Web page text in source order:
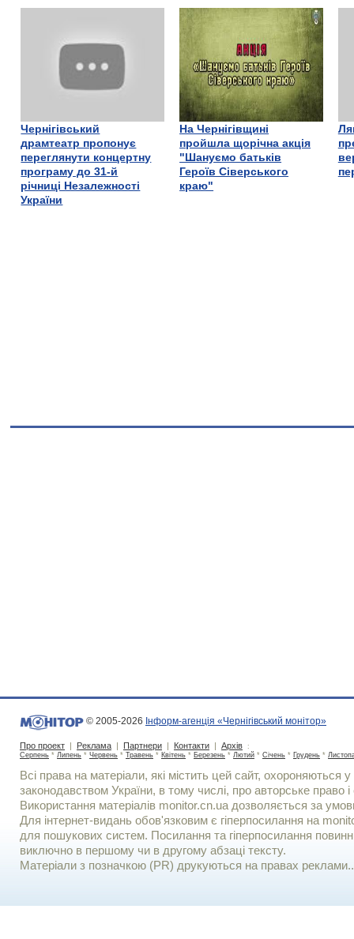
Чернігівський
драмтеатр пропонує
переглянути концертну
програму до 31-й
річниці Незалежності
України
На Чернігівщині
пройшла щорічна акція
"Шануємо батьків
Героїв Сіверського
краю"
© 2005-2026 Інформ-агенція «Чернігівський монітор»
Про проект | Реклама | Партнери | Контакти | Архів :
Серпень * Липень * Червень * Травень * Квітень * Березень * Лютий * Січень * Грудень *
Всі права на матеріали, які містить цей сайт, охороняються у
законодавством України, в тому числі, про авторське право і
Використання матерiалiв monitor.cn.ua дозволяється за
Для iнтернет-видань обов'язковим є гiперпосилання на
для пошукових систем. Посилання та гіперпосилання
виключно в першому чи в другому абзаці тексту.
Матеріали з позначкою (PR) друкуються на правах реклами..